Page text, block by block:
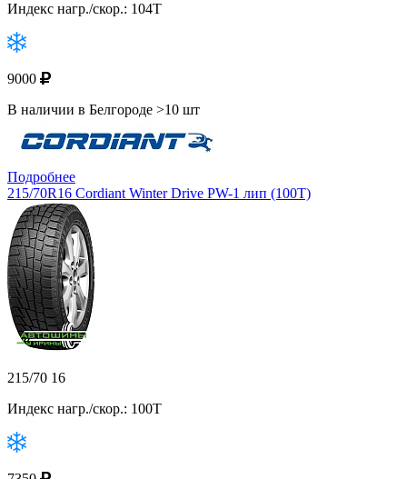
Индекс нагр./скор.: 104T
9000
В наличии в Белгороде >10 шт
Подробнее
215/70R16 Cordiant Winter Drive PW-1 лип (100T)
215/70 16
Индекс нагр./скор.: 100T